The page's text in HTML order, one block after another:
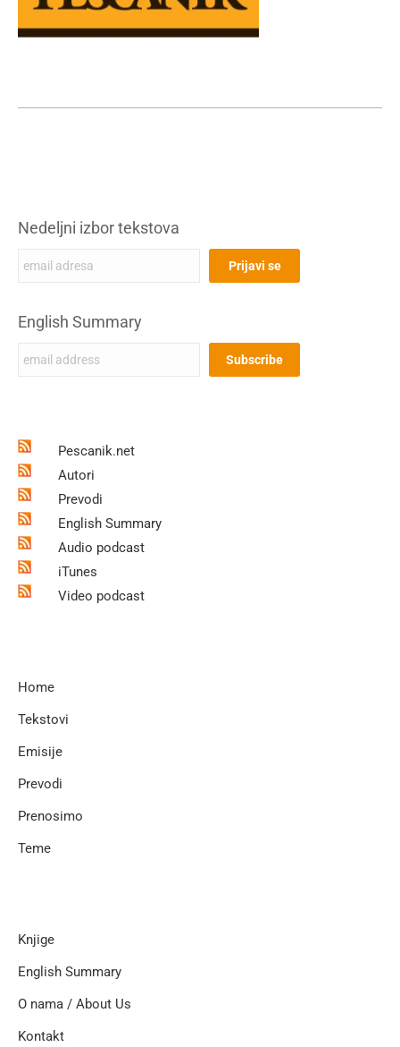
Nedeljni izbor tekstova
English Summary
Pescanik.net
Autori
Prevodi
English Summary
Audio podcast
iTunes
Video podcast
Home
Tekstovi
Emisije
Prevodi
Prenosimo
Teme
Knjige
English Summary
O nama / About Us
Kontakt